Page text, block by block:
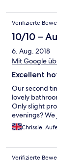
Verifizierte
10/10 –
6. Aug. 2018
Mit Google
Excellent
Our second
lovely
Only slight
evenings?
Chrissie,
Verifizierte